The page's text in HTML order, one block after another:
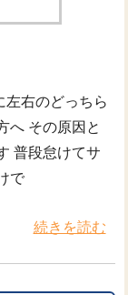
左右のどっちら
へ その原因と
普段怠けてサ
で
続きを読む